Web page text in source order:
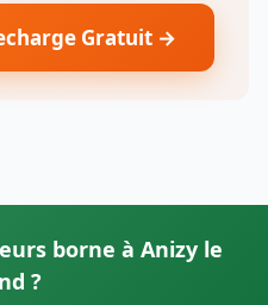
Gratuit →
borne à Anizy le
?